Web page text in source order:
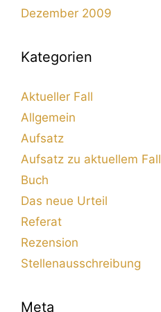
Dezember 2009
Kategorien
Aktueller Fall
Allgemein
Aufsatz
Aufsatz zu aktuellem Fall
Buch
Das neue Urteil
Referat
Rezension
Stellenausschreibung
Meta